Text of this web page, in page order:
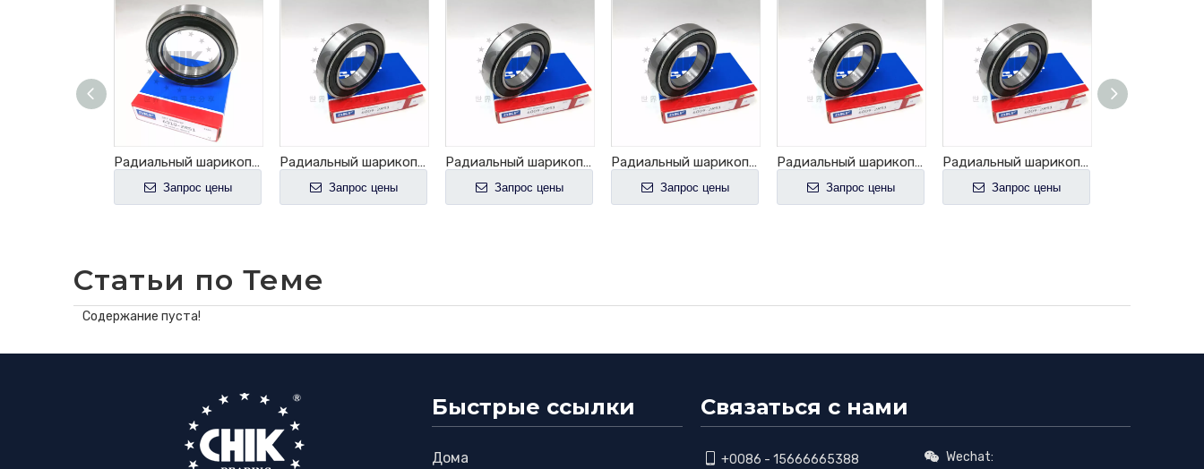
Радиальный шарикоподшипник 6002-2RS1
Запрос цены
Радиальный шарикоподшипник 6004-2RS1
Запрос цены
Радиальный шарикоподшипник 6003-2RS1
Запрос цены
Радиальный шарикоподшипник P0 P6 6001-2RS1
Запрос цены
Радиальный шарикоподшипник 6005-2RS1
Запрос цены
Радиальный шарикоподшипник 6006-2RS1
Запрос цены
Статьи по Теме
Содержание пуста!
Быстрые ссылки
Дома
Связаться с нами
+0086 - 15666665388  Wechat: